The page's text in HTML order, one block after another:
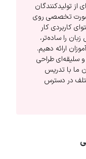
تولیدکنندگان
تخصصی روی
کاربردی کار
را ساده‌تر،
ارائه دهیم.
طراحی
ما با تدریس
در دسترس